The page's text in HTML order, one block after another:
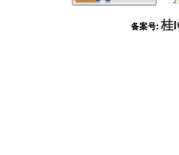
备案号:桂